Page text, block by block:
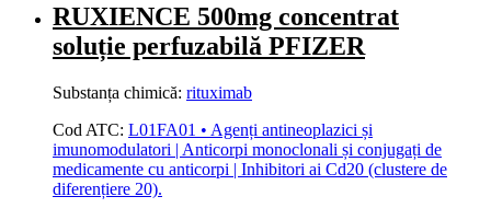
RUXIENCE 500mg concentrat
soluție perfuzabilă PFIZER
Substanța chimică: rituximab
Cod ATC: L01FA01 • Agenți antineoplazici și
imunomodulatori | Anticorpi monoclonali și conjugați de
medicamente cu anticorpi | Inhibitori ai Cd20 (clustere de
diferențiere 20).